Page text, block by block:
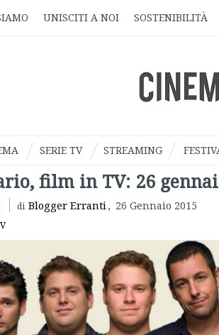
UNISCITI A NOI SOSTENIBILITÀ
SERIE TV STREAMING
film in TV: 26
di Blogger Erranti, 26 Gennaio 2015